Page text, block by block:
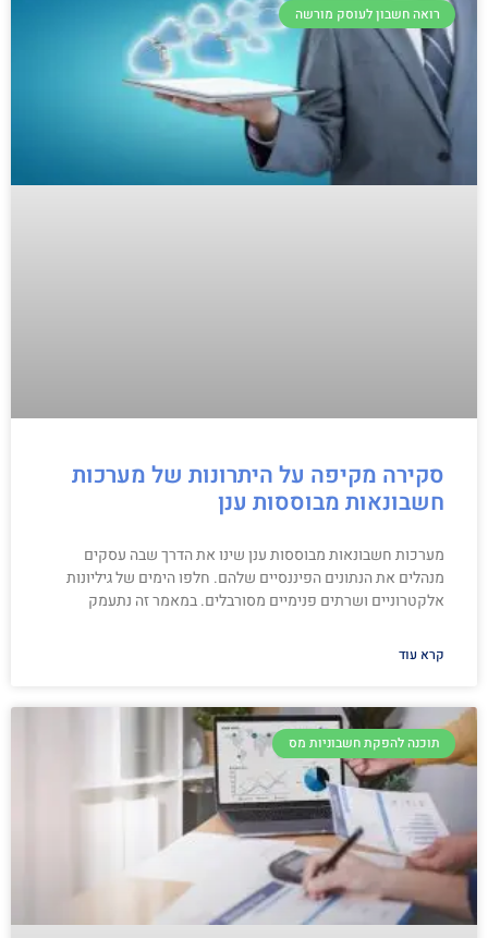
רואה חשבון לעוסק מורשה
סקירה מקיפה על היתרונות של מערכות
חשבונאות מבוססות ענן
מערכות חשבונאות מבוססות ענן שינו את הדרך שבה עסקים
מנהלים את הנתונים הפיננסיים שלהם. חלפו הימים של גיליונות
אלקטרוניים ושרתים פנימיים מסורבלים. במאמר זה נתעמק
קרא עוד
תוכנה להפקת חשבוניות מס